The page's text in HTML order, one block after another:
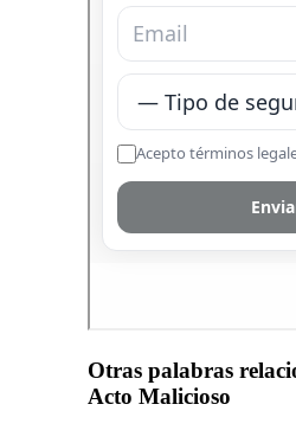
Otras palabras
Acto Malicioso